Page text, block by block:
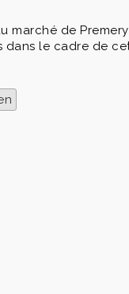
marché de
dans le cadre de